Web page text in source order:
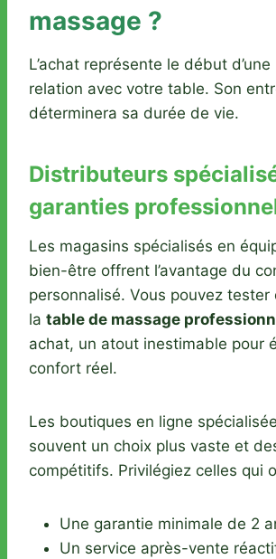
massage ?
L’achat représente le début d’une
relation avec votre table. Son
déterminera sa durée de vie.
Distributeurs
garanties
Les magasins spécialisés en
bien-être offrent l’avantage du
personnalisé. Vous pouvez
la table de massage
achat, un atout inestimable pour
confort réel.
Les boutiques en ligne
souvent un choix plus vaste et
compétitifs. Privilégiez celles qui
Une garantie minimale de 2
Un service après-vente